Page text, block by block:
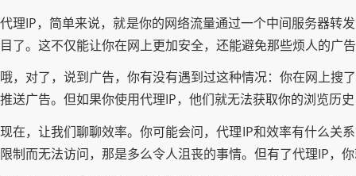
代理IP，简单来说，就是你的网络流量通过一个中间服务器转
目了。这不仅能让你在网上更加安全，还能避免那些烦人的广
哦，对了，说到广告，你有没有遇到过这种情况：你在网上搜
推送广告。但如果你使用代理IP，他们就无法获取你的浏览历
现在，让我们聊聊效率。你可能会问，代理IP和效率有什么关
限制而无法访问，那是多么令人沮丧的事情。但有了代理IP，